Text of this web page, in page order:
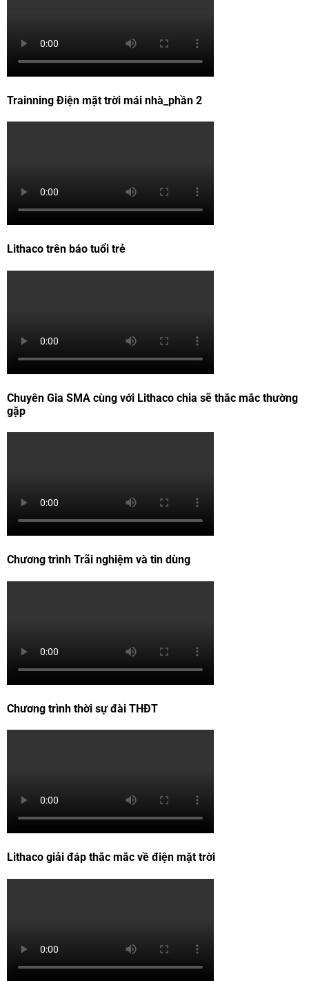
Trainning Điện mặt trời mái nhà_phần 2
Lithaco trên báo tuổi trẻ
Chuyên Gia SMA cùng với Lithaco chia sẽ thắc mắc thường
gặp
Chương trình Trãi nghiệm và tin dùng
Chương trình thời sự đài THĐT
Lithaco giải đáp thắc mắc về điện mặt trời